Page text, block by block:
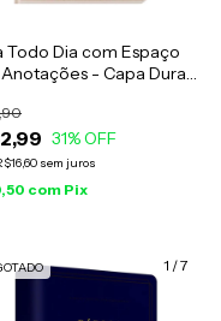
Todo Dia com Espaço
- Capa Dura
31% OFF
sem juros
com Pix
1 /7